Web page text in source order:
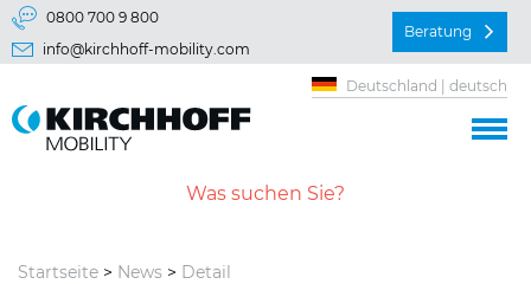
Springe direkt zu:
Hauptmenü
0800 700 9 800
info@kirchhoff-mobility.com
Beratung
Deutschland | deutsch
Startseite > News > Detail